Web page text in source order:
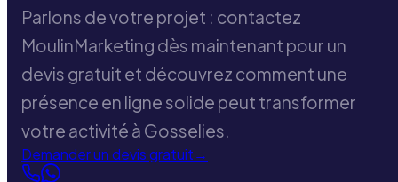
Parlons de votre projet : contactez
MoulinMarketing dès maintenant pour un
devis gratuit et découvrez comment une
présence en ligne solide peut transformer
votre activité à Gosselies.
Demander un devis gratuit→